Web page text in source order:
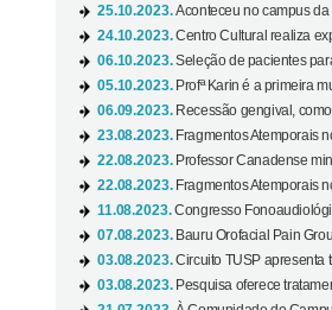
25.10.2023.Aconteceu no campus da
24.10.2023.Centro Cultural realiza
06.10.2023.Seleção de pacientes
05.10.2023. Profª Karin é a primeira
06.09.2023. Recessão gengival,
23.08.2023. Fragmentos Atemporais
22.08.2023. Professor Canadense
22.08.2023. Fragmentos Atemporais
11.08.2023.Congresso
07.08.2023. Bauru Orofacial Pain
03.08.2023.Circuito TUSP apresenta
03.08.2023. Pesquisa oferece